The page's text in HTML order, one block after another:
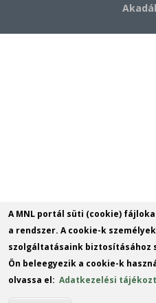
A MNL portál süti (cookie)
a rendszer. A cookie-k
szolgáltatásaink biztosításához
Ön beleegyezik a cookie-k
olvassa el:Adatkezelési